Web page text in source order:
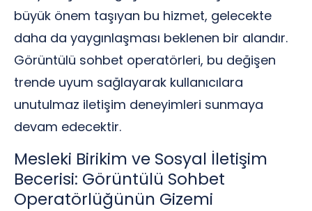
büyük önem taşıyan bu hizmet, gelecekte
daha da yaygınlaşması beklenen bir alandır.
Görüntülü sohbet operatörleri, bu değişen
trende uyum sağlayarak kullanıcılara
unutulmaz iletişim deneyimleri sunmaya
devam edecektir.
Mesleki Birikim ve Sosyal İletişim
Becerisi: Görüntülü Sohbet
Operatörlüğünün Gizemi